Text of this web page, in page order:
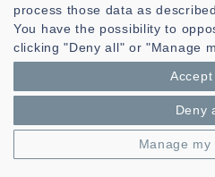
Laboratoire des Sciences et
Communication et de la
CNRS, UMR 6285
Technopole Brest-Iroise - CS 83818
29238 Brest Cedex 3 - France
Espace privé
process those data as
You have the possibility to
clicking "Deny all" or "Manage
Accept
Deny
Manage